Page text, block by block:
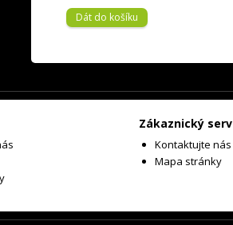
Dát do košíku
Zákaznický
Kontaktujte nás
Mapa stránky